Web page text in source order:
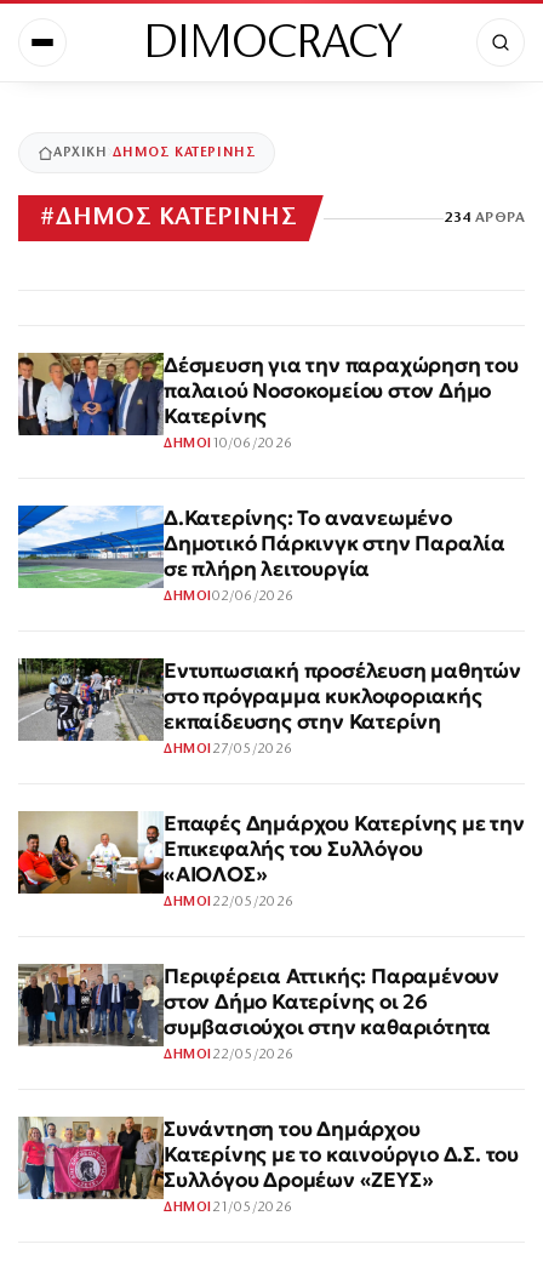
DIMOCRACY
ΑΡΧΙΚΉ ΔΗΜΟΣ ΚΑΤΕΡΙΝΗΣ
#ΔΗΜΟΣ ΚΑΤΕΡΙΝΗΣ 234 ΆΡΘΡΑ
Δέσμευση για την παραχώρηση του
παλαιού Νοσοκομείου στον Δήμο
Κατερίνης
ΔΗΜΟΙ 10/06/2026
Δ.Κατερίνης: Το ανανεωμένο
Δημοτικό Πάρκινγκ στην Παραλία
σε πλήρη λειτουργία
ΔΗΜΟΙ 02/06/2026
Εντυπωσιακή προσέλευση μαθητών
στο πρόγραμμα κυκλοφοριακής
εκπαίδευσης στην Κατερίνη
ΔΗΜΟΙ 27/05/2026
Επαφές Δημάρχου Κατερίνης με την
Επικεφαλής του Συλλόγου
«ΑΙΟΛΟΣ»
ΔΗΜΟΙ 22/05/2026
Περιφέρεια Αττικής: Παραμένουν
στον Δήμο Κατερίνης οι 26
συμβασιούχοι στην καθαριότητα
ΔΗΜΟΙ 22/05/2026
Συνάντηση του Δημάρχου
Κατερίνης με το καινούργιο Δ.Σ. του
Συλλόγου Δρομέων «ΖΕΥΣ»
ΔΗΜΟΙ 21/05/2026